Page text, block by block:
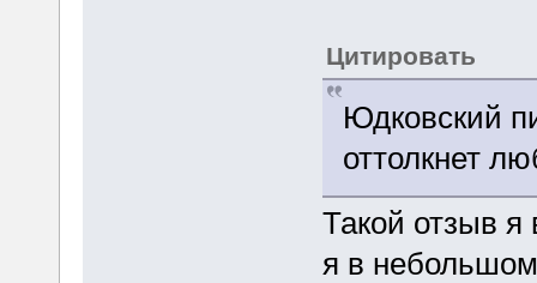
Цитировать
Юдковский
оттолкнет
Такой отзыв я
я в